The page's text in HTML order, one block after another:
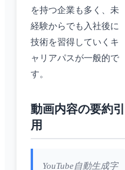
を持つ企業も多く、未
経験からでも入社後に
技術を習得していくキ
ャリアパスが一般的で
す。
動画内容の要約引
用
YouTube自動生成字